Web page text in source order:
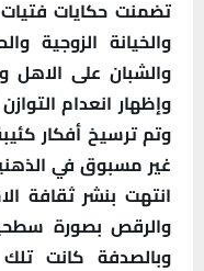
تضمنت حكايات
والخيانة الزوجية
والشبان على الاهل
وإظهار انعدام
وتم ترسيخ أفكار
غير مسبوق في
انتهت بنشر ثقافة
والرقص بصورة
وبالصدفة كانت تلك